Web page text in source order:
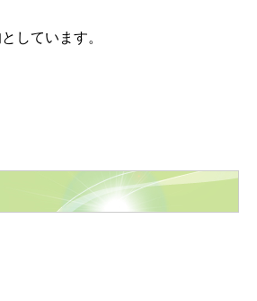
しています。